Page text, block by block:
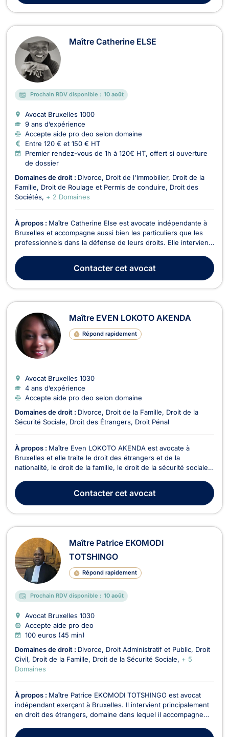
Maître Catherine ELSE
Prochain RDV disponible : 10 août
Avocat Bruxelles 1000
9 ans d’expérience
Accepte aide pro deo selon domaine
Entre 120 € et 150 € HT
Premier rendez-vous de 1h à 120€ HT, offert si ouverture
de dossier
Domaines de droit : Divorce Droit de l'Immobilier Droit de la
Famille
Droit de Roulage et Permis de conduire
Droit des
Sociétés + 2 Domaines
À propos : Maître Catherine Else est avocate indépendante à
Bruxelles et accompagne aussi bien les particuliers que les
professionnels dans la défense de leurs droits. Elle intervient
accompagnement juridique personnalisé, clair et efficace à
chaque étape de la procédure. Son ...
Contactercet avocat
Maître EVEN LOKOTO AKENDA
Répond rapidement
Avocat Bruxelles 1030
4 ans d’expérience
Accepte aide pro deo selon domaine
Domaines de droit : Divorce Droit de la Famille
Droit de la
Sécurité Sociale
Droit des Étrangers Droit Pénal
À propos : Maître Even LOKOTO AKENDA est avocate à
Bruxelles et elle traite le droit des étrangers et de la
nationalité, le droit de la famille, le droit de la sécurité sociale
des étrangers et de la nationalité, Maître Even LOKOTO
AKENDA s’occupe des contentieux touchan...
Contactercet avocat
Maître Patrice EKOMODI
TOTSHINGO
Répond rapidement
Prochain RDV disponible : 10 août
Avocat Bruxelles 1030
Accepte aide pro deo
100 euros (45 min)
Domaines de droit : Divorce Droit Administratif et Public Droit
Civil Droit de la Famille Droit de la Sécurité Sociale
+ 5
Domaines
À propos : Maître Patrice EKOMODI TOTSHINGO est avocat
indépendant exerçant à Bruxelles. Il intervient principalement
en droit des étrangers, domaine dans lequel il accompagne
d’immigration et de mobilité en Belgique. Son activité est